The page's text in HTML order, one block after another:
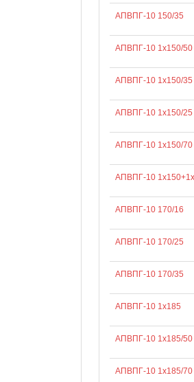
АПВПГ-10 150/35
АПВПГ-10 1х150/50
АПВПГ-10 1х150/35
АПВПГ-10 1х150/25
АПВПГ-10 1х150/70
АПВПГ-10
АПВПГ-10 170/16
АПВПГ-10 170/25
АПВПГ-10 170/35
АПВПГ-10 1х185
АПВПГ-10 1х185/50
АПВПГ-10 1х185/70